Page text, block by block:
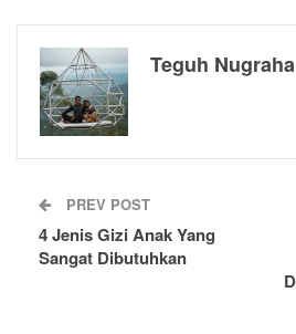
Teguh Nugraha
PREV POST
4 Jenis Gizi Anak Yang
Sangat Dibutuhkan